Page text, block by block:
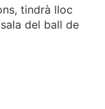
tindrà lloc
del ball de